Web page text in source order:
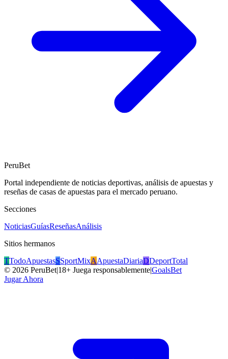
PeruBet
Portal independiente de noticias deportivas, análisis de apuestas y
reseñas de casas de apuestas para el mercado peruano.
Secciones
NoticiasGuíasReseñasAnálisis
Sitios hermanos
TTodoApuestasSSportMixAApuestaDiariaDDeportTotal
© 2026 PeruBet|18+ Juega responsablemente|GoalsBet
Jugar Ahora